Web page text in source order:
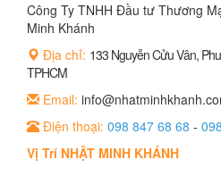
Công Ty TNHH Đầu tư Thương
Minh Khánh
Địa chỉ: 133 Nguyễn Cửu Vân,
TPHCM
Email:
Điện thoại: 098 847 68 68 -
Vị Trí NHẬT MINH KHÁNH